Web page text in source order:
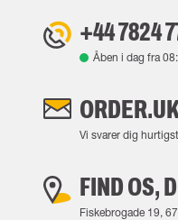
+44 7824
Åben i dag fra
Vi svarer dig
FIND OS,
Fiskebrogade 19,